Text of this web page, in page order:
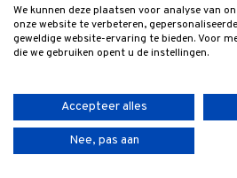
8 of meer
€ 172,13
Artikelnummer
6102.600.02
We kunnen deze plaatsen voor analyse van
onze website te verbeteren,
geweldige website-ervaring te bieden. Voor
die we gebruiken opent u de instellingen.
Accepteer alles
Nee, pas aan